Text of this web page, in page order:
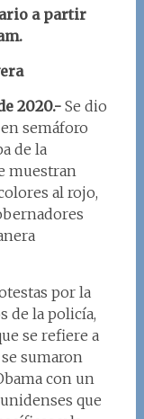
a partir
2020.-Se dio
semáforo
de la
muestran
al rojo,
por la
de la policía,
se refiere a
sumaron
con un
que